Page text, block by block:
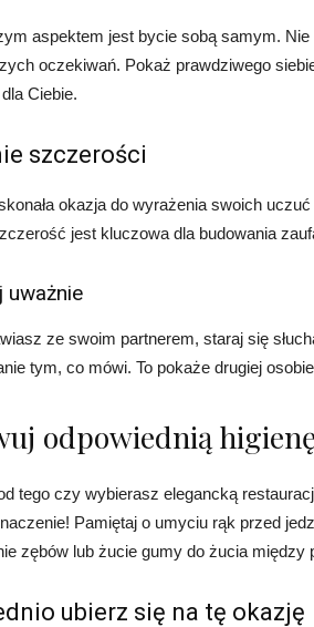
aspektem jest bycie sobą samym.
oczekiwań. Pokaż prawdziwego
Ciebie.
szczerości
okazja do wyrażenia swoich
jest kluczowa dla budowania
uważnie
ze swoim partnerem, staraj się
tym, co mówi. To pokaże drugiej
odpowiednią
tego czy wybierasz elegancką
Pamiętaj o umyciu rąk przed
zębów lub żucie gumy do żucia między
ubierz się na tę okazję